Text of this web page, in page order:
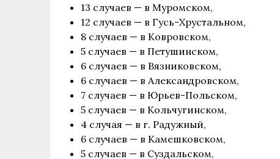
13 случаев — в Муромском,
12 случаев — в Гусь-Хрустальном,
8 случаев — в Ковровском,
5 случаев — в Петушинском,
6 случаев — в Вязниковском,
6 случаев — в Александровском,
7 случаев — в Юрьев-Польском,
5 случаев — в Кольчугинском,
4 случая — в г. Радужный,
6 случаев — в Камешковском,
5 случаев — в Суздальском,